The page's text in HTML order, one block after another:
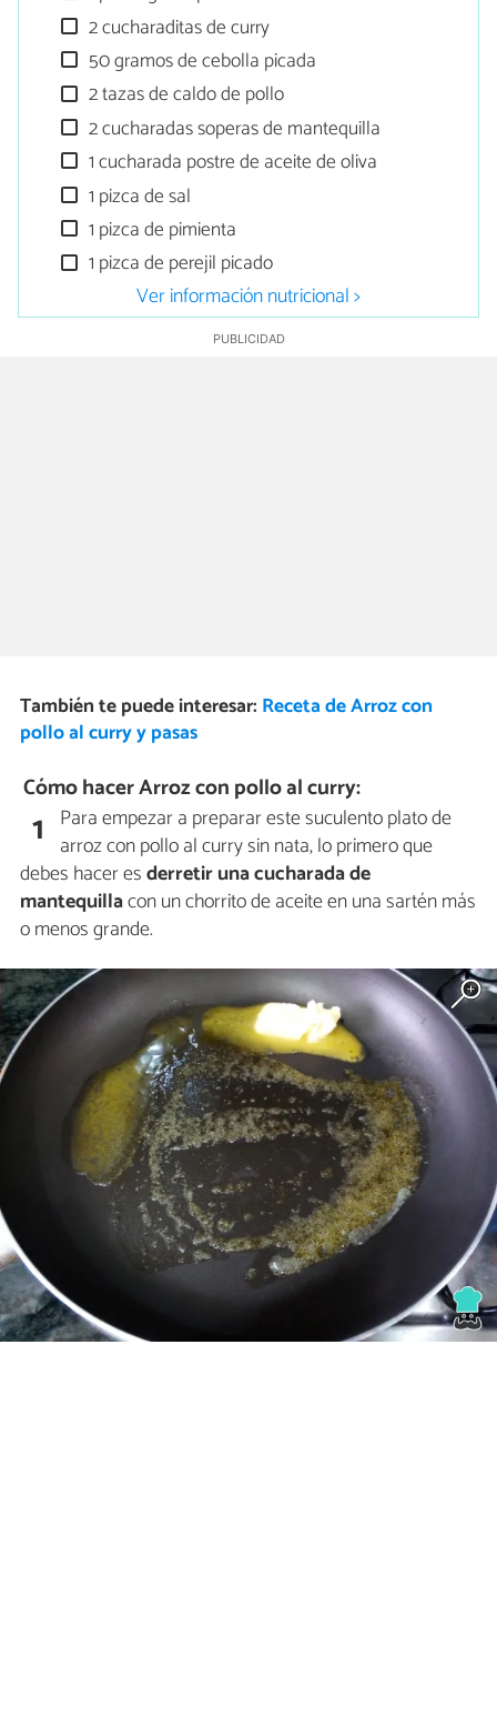
2 cucharaditas de curry
50 gramos de cebolla picada
2 tazas de caldo de pollo
2 cucharadas soperas de mantequilla
1 cucharada postre de aceite de oliva
1 pizca de sal
1 pizca de pimienta
1 pizca de perejil picado
Ver información nutricional >
También te puede interesar: Receta de Arroz con
pollo al curry y pasas
Cómo hacer Arroz con pollo al curry:
1 Para empezar a preparar este suculento plato de
arroz con pollo al curry sin nata, lo primero que
debes hacer esderretir una cucharada de
mantequillacon un chorrito de aceite en una sartén más
o menos grande.